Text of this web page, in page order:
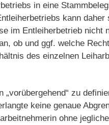
in eine
kann daher
im Entleiherbetrieb nicht
ob und ggf. welche
des einzelnen
zu
keine genaue
ohne